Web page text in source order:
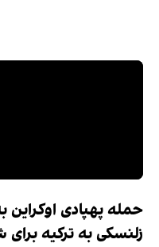
حمله پهپادی
زلنسکی به ترکیه